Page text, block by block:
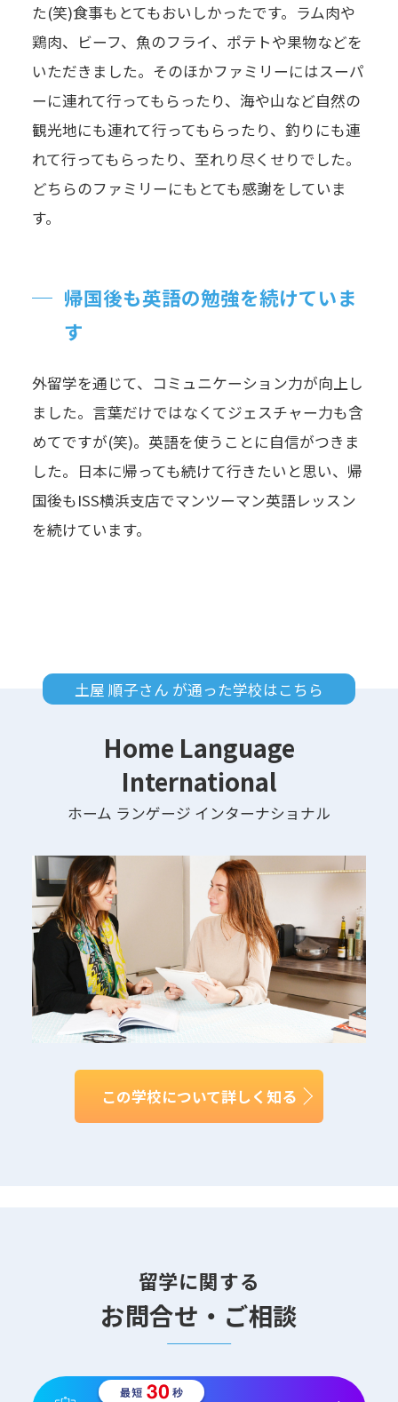
た(笑)食事もとてもおいしかったです。ラム肉や
鶏肉、ビーフ、魚のフライ、ポテトや果物などを
いただきました。そのほかファミリーにはスーパ
ーに連れて行ってもらったり、海や山など自然の
観光地にも連れて行ってもらったり、釣りにも連
れて行ってもらったり、至れり尽くせりでした。
どちらのファミリーにもとても感謝をしていま
す。
帰国後も英語の勉強を続けていま
す
外留学を通じて、コミュニケーション力が向上し
ました。言葉だけではなくてジェスチャー力も含
めてですが(笑)。英語を使うことに自信がつきま
した。日本に帰っても続けて行きたいと思い、帰
国後もISS横浜支店でマンツーマン英語レッスン
を続けています。
土屋 順子さん が通った学校はこちら
Home Language
International
ホーム ランゲージ インターナショナル
この学校について詳しく知る
留学に関する
お問合せ・ご相談